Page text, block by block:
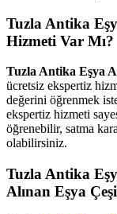
Tuzla Antika
Hizmeti Var Mı?
Tuzla Antika Eşya
ücretsiz ekspertiz
değerini öğrenmek
ekspertiz hizmeti
öğrenebilir, satma
olabilirsiniz.
Tuzla Antika
Alınan Eşya